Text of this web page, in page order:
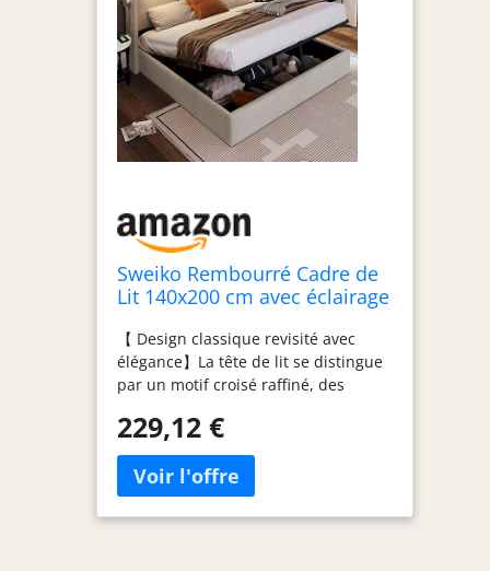
Sweiko Rembourré Cadre de
Lit 140x200 cm avec éclairage
Lattes,USB Chargement,
Linen (sans Matelas)
【 Design classique revisité avec
élégance】La tête de lit se distingue
par un motif croisé raffiné, des
des pieds élargis qui allient
esthétique vintage et modernité. Un
lit qui devient instantanément le
point focal stylé de votre chambre.
【Tête de lit intelligente】Prises
229,12 €